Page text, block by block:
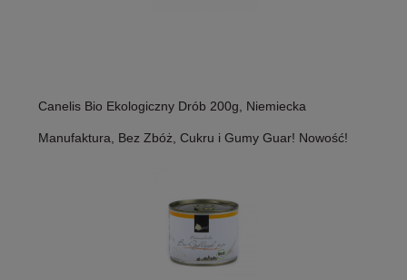
Canelis Bio Ekologiczny Drób 200g, Niemiecka
Manufaktura, Bez Zbóż, Cukru i Gumy Guar! Nowość!